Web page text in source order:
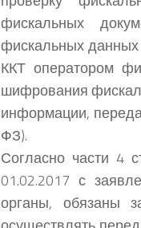
фискальных
фискальных
ККТ оператором
шифрования
информации,
ФЗ).
Согласно части 4
01.02.2017 с
органы, обязаны